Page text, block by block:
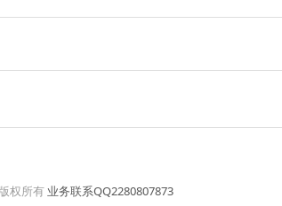
版权所有业务联系QQ2280807873